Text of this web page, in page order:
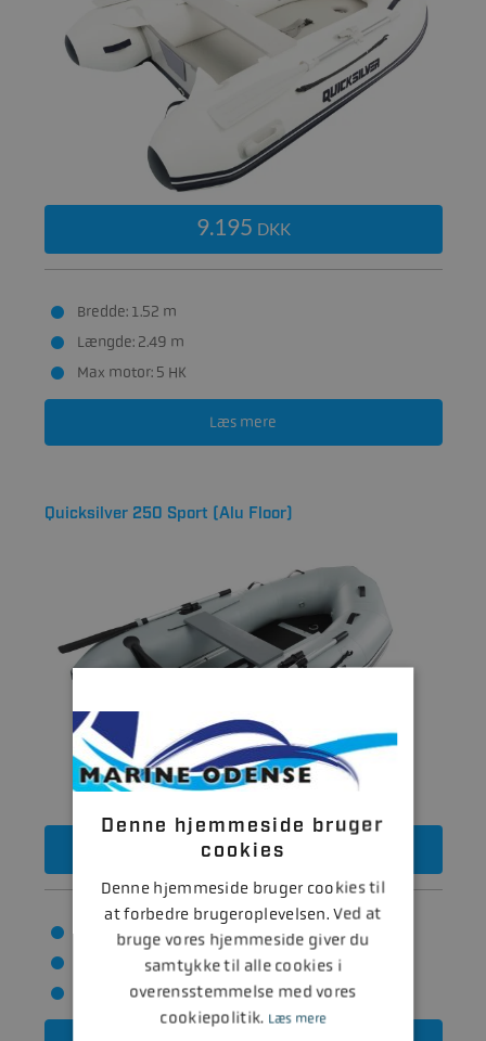
9.195 DKK
Bredde: 1.52 m
Længde: 2.49 m
Max motor: 5 HK
Læs mere
Quicksilver 250 Sport (Alu Floor)
10.405DKK
Bredde: 1.52 m
Længde: 2.49 m
Max motor: 8 HK
Denne hjemmeside bruger
cookies
Denne hjemmeside bruger cookies til
at forbedre brugeroplevelsen. Ved at
bruge vores hjemmeside giver du
samtykke til alle cookies i
overensstemmelse med vores
cookiepolitik. Læs mere